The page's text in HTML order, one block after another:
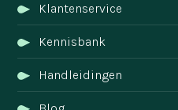
Klantenservice
Kennisbank
Handleidingen